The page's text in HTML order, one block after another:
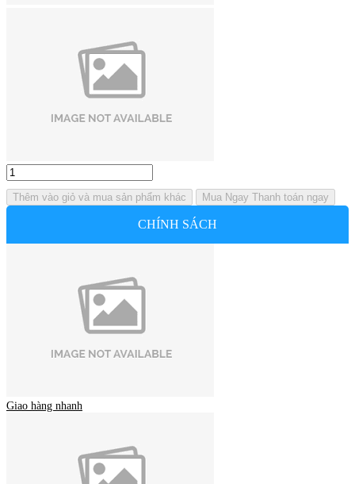
Thêm vào giỏ và mua sản phẩm khác Mua Ngay Thanh toán ngay
CHÍNH SÁCH
Giao hàng nhanh